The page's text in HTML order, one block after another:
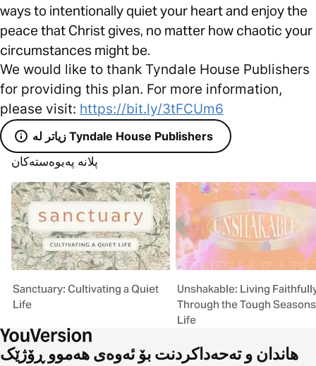
ways to intentionally quiet your heart and enjoy the
peace that Christ gives, no matter how chaotic your
circumstances might be.
We would like to thank Tyndale House Publishers
for providing this plan. For more information,
please visit: https://bit.ly/3tFCUm6
زیاتر لە Tyndale House Publishers
پلانە پەیوەستەکان
Sanctuary: Cultivating a Quiet
Life
Unshakable: Living
Through the Tough
Life
هاندان و تەحەداکردنت بۆ ئەوەی هەموو ڕۆژێک